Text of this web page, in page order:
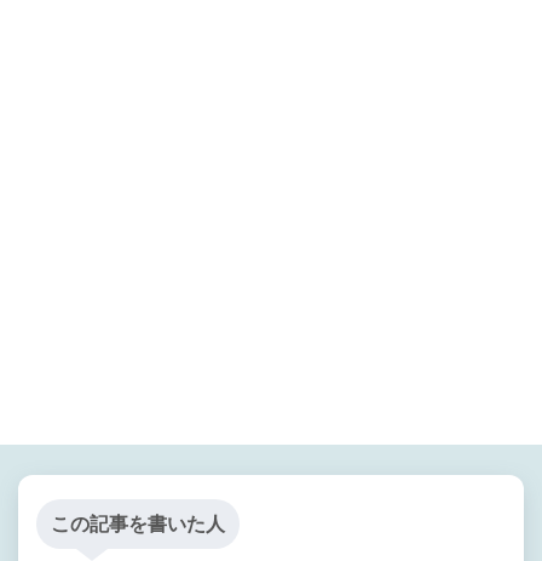
この記事を書いた人